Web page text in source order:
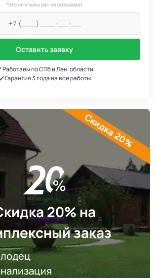
*Это ни к чему вас не обязывает
Оставить заявку
по СПб и Лен. области
Гарантия 3 года на все работы
20% на
заказ
Скидка 20%